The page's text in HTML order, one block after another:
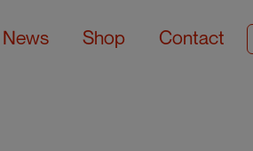
News Shop Contact